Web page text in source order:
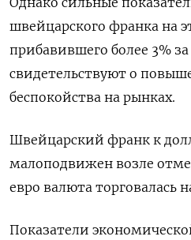
швейцарского франка на
прибавившего более 3%
свидетельствуют о
беспокойства на рынках.
Швейцарский франк к
малоподвижен возле
евро валюта торговалась
Показатели